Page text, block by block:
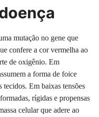
mutação no gene que
confere a cor vermelha ao
de oxigênio. Em
a forma de foice
Em baixas tensões
rígidas e propensas
celular que adere ao